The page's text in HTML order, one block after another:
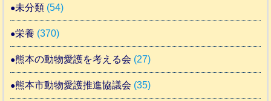
未分類 (54)
栄養 (370)
熊本の動物愛護を考える会 (27)
熊本市動物愛護推進協議会 (35)